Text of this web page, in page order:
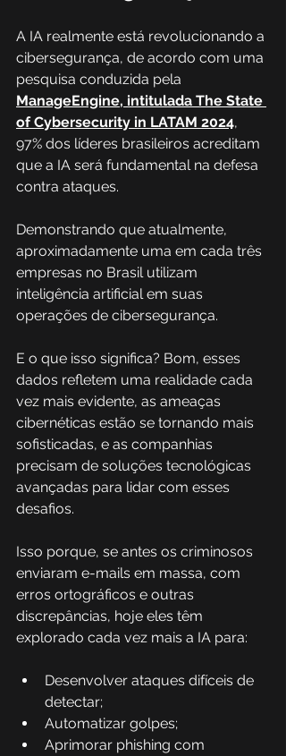
A IA realmente está revolucionando a
cibersegurança, de acordo com uma
pesquisa conduzida pela
ManageEngine, intitulada The State
of Cybersecurity in LATAM 2024,
97% dos líderes brasileiros acreditam
que a IA será fundamental na defesa
contra ataques.
Demonstrando que atualmente,
aproximadamente uma em cada três
empresas no Brasil utilizam
inteligência artificial em suas
operações de cibersegurança.
E o que isso significa? Bom, esses
dados refletem uma realidade cada
vez mais evidente, as ameaças
cibernéticas estão se tornando mais
sofisticadas, e as companhias
precisam de soluções tecnológicas
avançadas para lidar com esses
desafios.
Isso porque, se antes os criminosos
enviaram e-mails em massa, com
erros ortográficos e outras
discrepâncias, hoje eles têm
explorado cada vez mais a IA para:
Desenvolver ataques difíceis de
detectar;
Automatizar golpes;
Aprimorar phishing com